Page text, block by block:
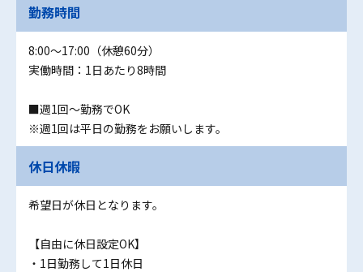
勤務時間
8:00～17:00（休憩60分）
実働時間：1日あたり8時間
■週1回～勤務でOK
※週1回は平日の勤務をお願いします。
休日休暇
希望日が休日となります。
【自由に休日設定OK】
・1日勤務して1日休日